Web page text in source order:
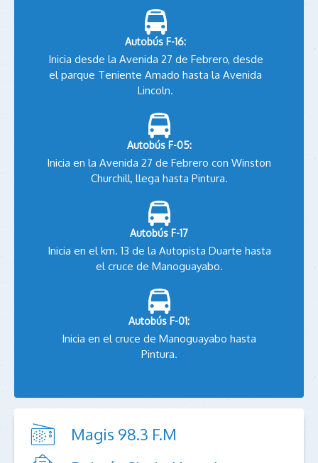
Autobús F-16:
Inicia desde la Avenida 27 de Febrero, desde
el parque Teniente Amado hasta la Avenida
Lincoln.
Autobús F-05:
Inicia en la Avenida 27 de Febrero con Winston
Churchill, llega hasta Pintura.
Autobús F-17
Inicia en el km. 13 de la Autopista Duarte hasta
el cruce de Manoguayabo.
Autobús F-01:
Inicia en el cruce de Manoguayabo hasta
Pintura.
Magis 98.3 F.M